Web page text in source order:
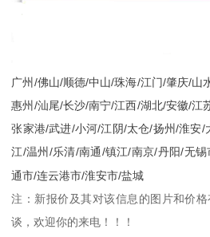
广州 /佛山/顺德/中山/珠海/江门/肇庆/山
惠州 /汕尾/长沙/南宁/江西/湖北/安徽/江
张家港/武进/小河/江阴/太仓/扬州/淮安/
江/温州 /乐清/南通/镇江/南京/丹阳/无锡
通市/连云港市/淮安市/盐城
注：新报价及其对该信息的图片和价
谈，欢迎你的来电！！！